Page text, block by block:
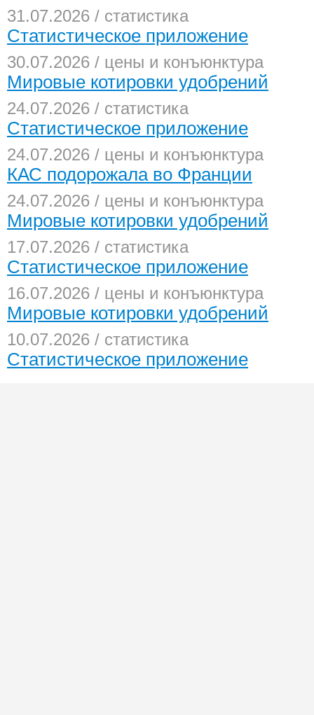
31.07.2026 / статистика
Статистическое приложение
30.07.2026 / цены и конъюнктура
Мировые котировки удобрений
24.07.2026 / статистика
Статистическое приложение
24.07.2026 / цены и конъюнктура
КАС подорожала во Франции
24.07.2026 / цены и конъюнктура
Мировые котировки удобрений
17.07.2026 / статистика
Статистическое приложение
16.07.2026 / цены и конъюнктура
Мировые котировки удобрений
10.07.2026 / статистика
Статистическое приложение